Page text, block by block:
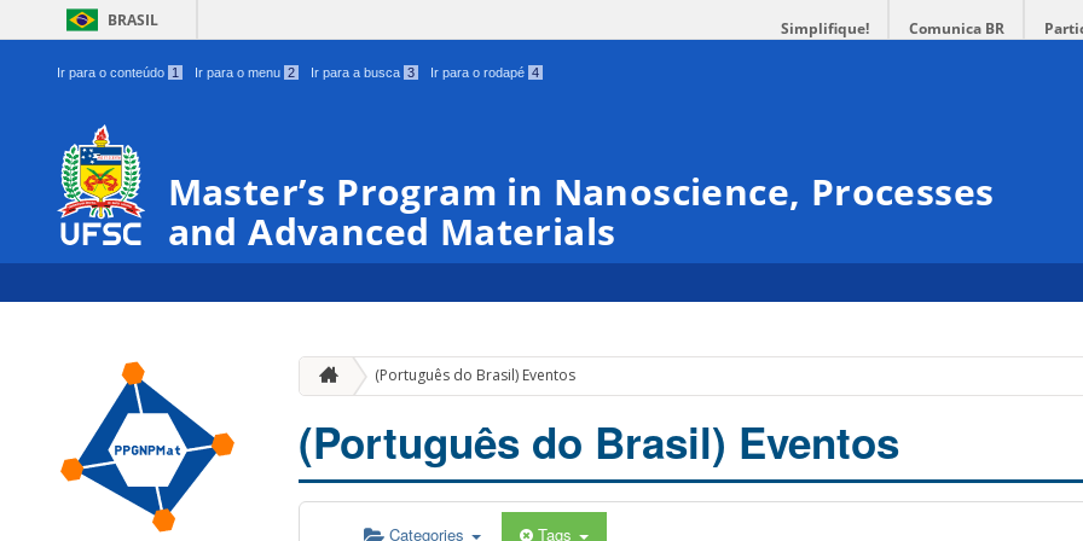
BRASIL Simplifique! Comunica BR
Ir para o conteúdo 1 Ir para o menu 2 Ir para a busca 3 Ir para o rodapé 4
Master’s Program in Nanoscience, Processes
and Advanced Materials
(Português do Brasil) Eventos
(Português do Brasil) Eventos
Categories Tags